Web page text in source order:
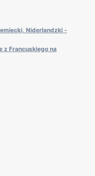
Niderlandzki -
z Francuskiego na